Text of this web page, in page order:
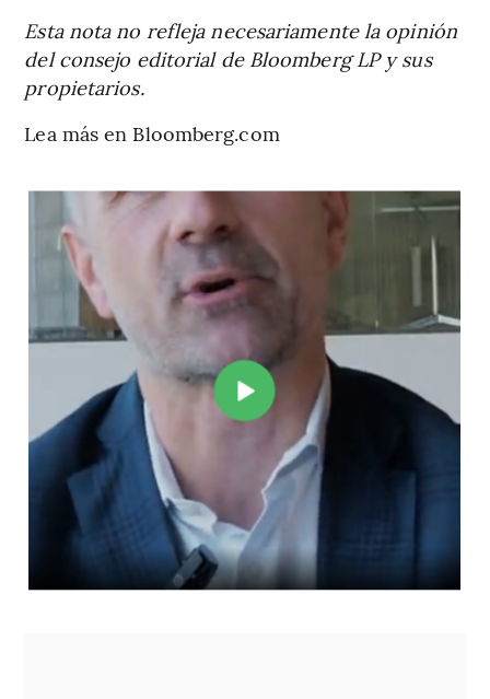
Esta nota no refleja necesariamente la opinión
del consejo editorial de Bloomberg LP y sus
propietarios.
Lea más en Bloomberg.com